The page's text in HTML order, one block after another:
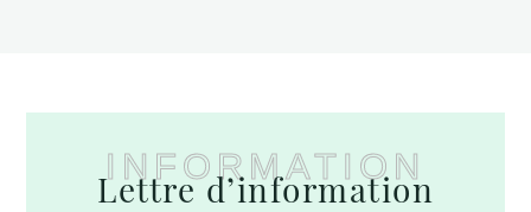
INFORMATION
Lettre d’information